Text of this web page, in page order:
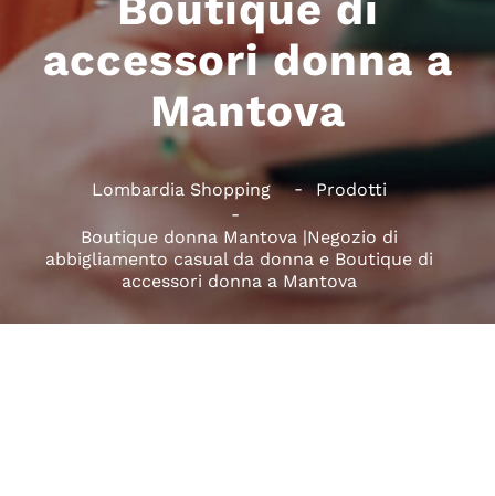
accessori donna a
Mantova
Lombardia Shopping Prodotti
Boutique donna Mantova |Negozio di
abbigliamento casual da donna e Boutique di
accessori donna a Mantova